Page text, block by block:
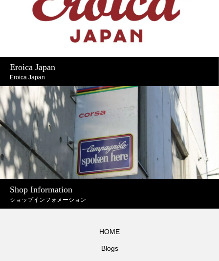
Eroica Japan
Eroica Japan
Shop Information
ショップインフォメーション
HOME
Blogs